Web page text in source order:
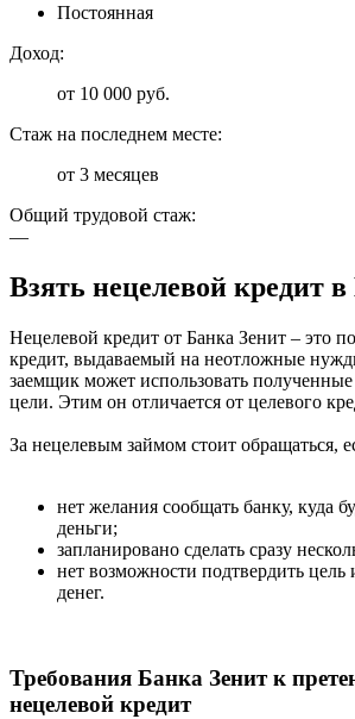
Постоянная
Доход:
от 10 000 руб.
Стаж на последнем месте:
от 3 месяцев
Общий трудовой стаж:
—
Взять нецелевой кредит
Нецелевой кредит от Банка Зенит – это
кредит, выдаваемый на неотложные
заемщик может использовать
цели. Этим он отличается от целевого
За нецелевым займом стоит обращаться,
нет желания сообщать банку, куда
деньги;
запланировано сделать сразу
нет возможности подтвердить цель
денег.
Требования Банка Зенит к
нецелевой кредит